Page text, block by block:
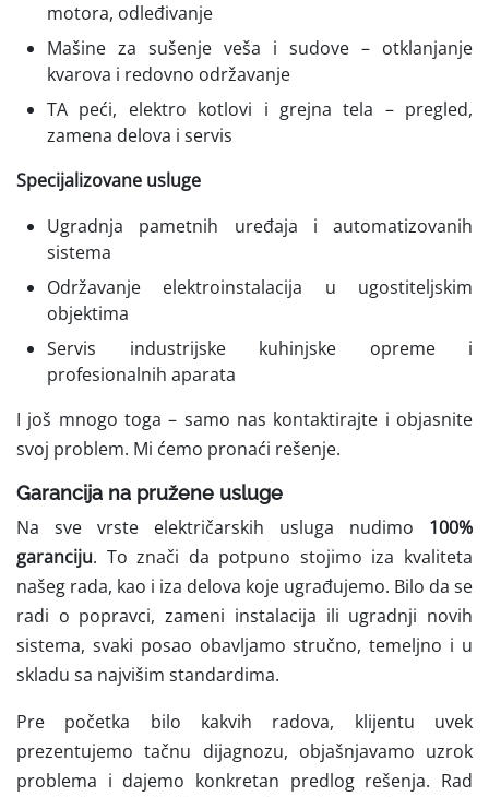
motora, odleđivanje
Mašine za sušenje veša i sudove – otklanjanje
kvarova i redovno održavanje
TA peći, elektro kotlovi i grejna tela – pregled,
zamena delova i servis
Specijalizovane usluge
Ugradnja pametnih uređaja i automatizovanih
sistema
Održavanje elektroinstalacija u ugostiteljskim
objektima
Servis industrijske kuhinjske opreme i
profesionalnih aparata
I još mnogo toga – samo nas kontaktirajte i objasnite
svoj problem. Mi ćemo pronaći rešenje.
Garancija na pružene usluge
Na sve vrste električarskih usluga nudimo 100%
garanciju. To znači da potpuno stojimo iza kvaliteta
našeg rada, kao i iza delova koje ugrađujemo. Bilo da se
radi o popravci, zameni instalacija ili ugradnji novih
sistema, svaki posao obavljamo stručno, temeljno i u
skladu sa najvišim standardima.
Pre početka bilo kakvih radova, klijentu uvek
prezentujemo tačnu dijagnozu, objašnjavamo uzrok
problema i dajemo konkretan predlog rešenja. Rad